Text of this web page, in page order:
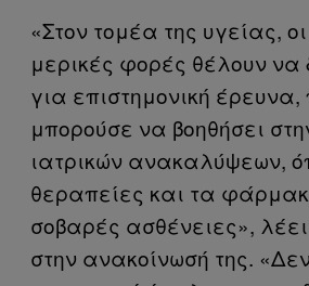
«Στον τομέα της υγείας,
μερικές φορές θέλουν να
για επιστημονική
μπορούσε να βοηθήσει
ιατρικών ανακαλύψεων,
θεραπείες και τα
σοβαρές ασθένειες»,
στην ανακοίνωσή της.